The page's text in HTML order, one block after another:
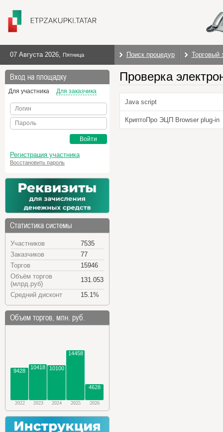
07 Августа 2026, Пятница Поиск процедур Торговый
Вход на площадку
Для участника Для заказчика
Логин
Пароль
Войти
Регистрация участника
Восстановить пароль
Статистика системы
Участников
7535
Заказчиков
77
Торгов
15946
Объём торгов
(млрд.руб)
131.053
Средний дисконт
15.1%
Объем торгов, млн. руб.
9428
10418 10100
14458
4628
2022 2023 2024 2025 2026
Проверка
Java script
КриптоПро ЭЦП Browser plug-in